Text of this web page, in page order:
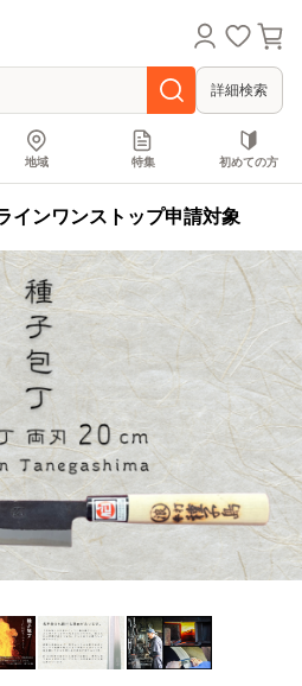
詳細検索
地域 特集 初めての方
インワンストップ申請対象